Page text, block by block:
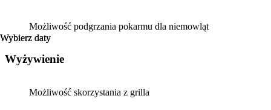
Wybierz daty
Wybierz daty
Możliwość podgrzania pokarmu dla niemowląt
Wyżywienie
Możliwość skorzystania z grilla